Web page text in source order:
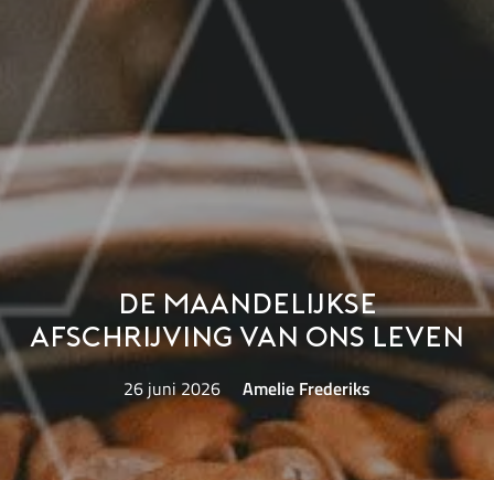
De maandelijkse
afschrijving van ons leven
26 juni 2026 Amelie Frederiks